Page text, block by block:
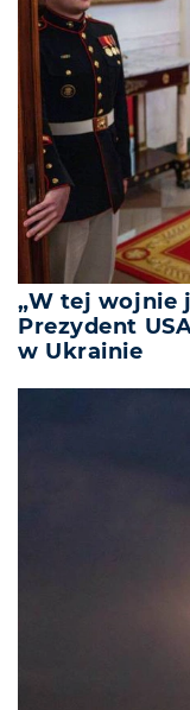
„W tej wojnie
Prezydent
w Ukrainie